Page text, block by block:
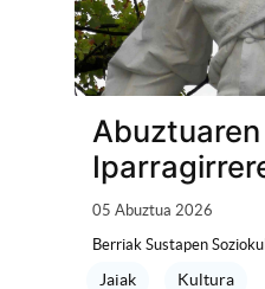
05 Abuztua 2026
Berriak Sustapen
Jaiak Kultura